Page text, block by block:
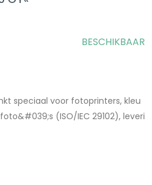
BESCHIKBAAR
speciaal voor fotoprinters, kleu
(ISO/IEC 29102), leveri